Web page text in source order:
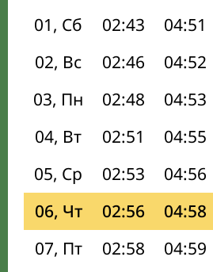
01, Сб 02:43 04:51
02, Вс
02:46 04:52
03, Пн
02:48 04:53
04, Вт
02:51 04:55
05, Ср
02:53 04:56
06, Чт
02:56 04:58
07, Пт
02:58 04:59